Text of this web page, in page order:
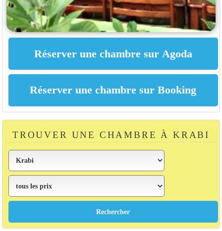
TROUVER UNE CHAMBRE À KRABI